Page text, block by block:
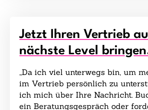
Jetzt Ihren Vertrieb
nächste Level
„Da ich viel unterwegs bin, um
im Vertrieb persönlich zu
ich mich über Ihre Nachricht.
ein Beratungsgespräch oder